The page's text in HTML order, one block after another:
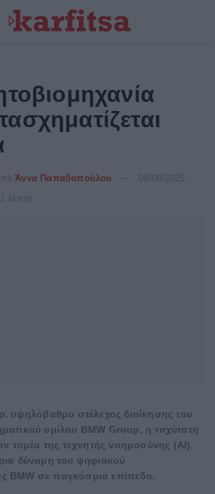
Άννα Παπαδοπούλου
08/08/2025
λεπτό
υψηλόβαθμο στέλεχος διοίκησης του
ομίλου BMW Group, η ταχύτατη
τομέα της τεχνητής νοημοσύνης (AI),
δύναμη του ψηφιακού
BMW σε παγκόσμιο επίπεδο.